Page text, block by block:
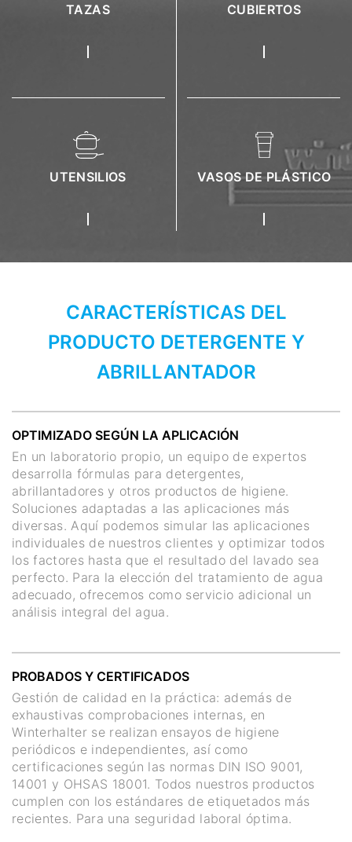
TAZAS CUBIERTOS
UTENSILIOS VASOS DE PLÁSTICO
CARACTERÍSTICAS DEL
PRODUCTO DETERGENTE Y
ABRILLANTADOR
OPTIMIZADO SEGÚN LA APLICACIÓN
En un laboratorio propio, un equipo de expertos
desarrolla fórmulas para detergentes,
abrillantadores y otros productos de higiene.
Soluciones adaptadas a las aplicaciones más
diversas. Aquí podemos simular las aplicaciones
individuales de nuestros clientes y optimizar todos
los factores hasta que el resultado del lavado sea
perfecto. Para la elección del tratamiento de agua
adecuado, ofrecemos como servicio adicional un
análisis integral del agua.
PROBADOS Y CERTIFICADOS
Gestión de calidad en la práctica: además de
exhaustivas comprobaciones internas, en
Winterhalter se realizan ensayos de higiene
periódicos e independientes, así como
certificaciones según las normas DIN ISO 9001,
14001 y OHSAS 18001. Todos nuestros productos
cumplen con los estándares de etiquetados más
recientes. Para una seguridad laboral óptima.